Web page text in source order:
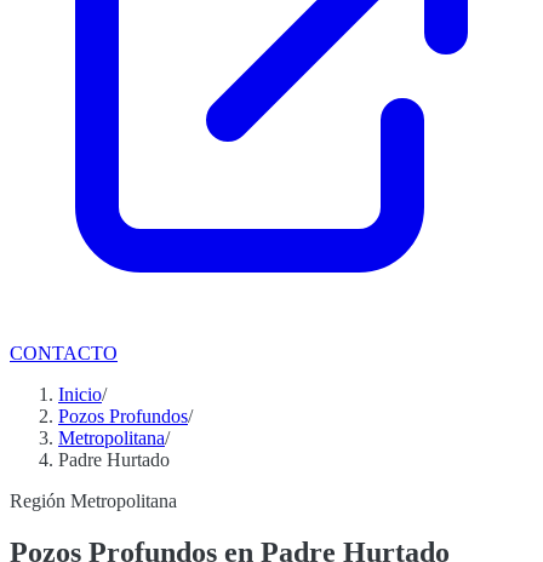
CONTACTO
Inicio/
Pozos Profundos/
Metropolitana/
Padre Hurtado
Región Metropolitana
Pozos Profundos en Padre Hurtado